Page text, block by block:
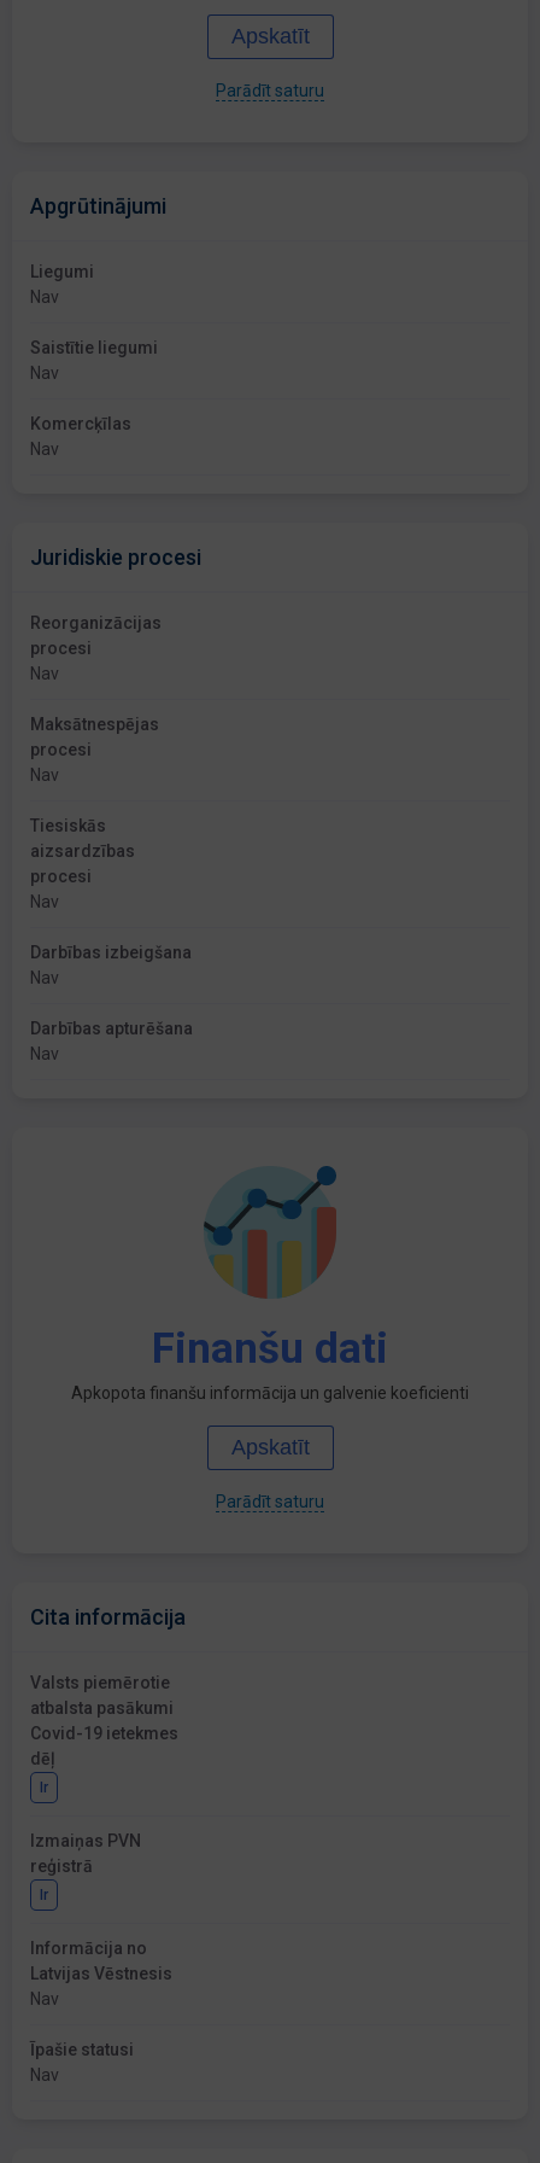
Apskatīt
Parādīt saturu
Apgrūtinājumi
Liegumi
Nav
Saistītie liegumi
Nav
Komercķīlas
Nav
Juridiskie procesi
Reorganizācijas
procesi
Nav
Maksātnespējas
procesi
Nav
Tiesiskās
aizsardzības
procesi
Nav
Darbības izbeigšana
Nav
Darbības apturēšana
Nav
Finanšu dati
Apkopota finanšu informācija un galvenie koeficienti
Apskatīt
Parādīt saturu
Cita informācija
Valsts piemērotie
atbalsta pasākumi
Covid-19 ietekmes
dēļ
Ir
Izmaiņas PVN
reģistrā
Ir
Informācija no
Latvijas Vēstnesis
Nav
Īpašie statusi
Nav